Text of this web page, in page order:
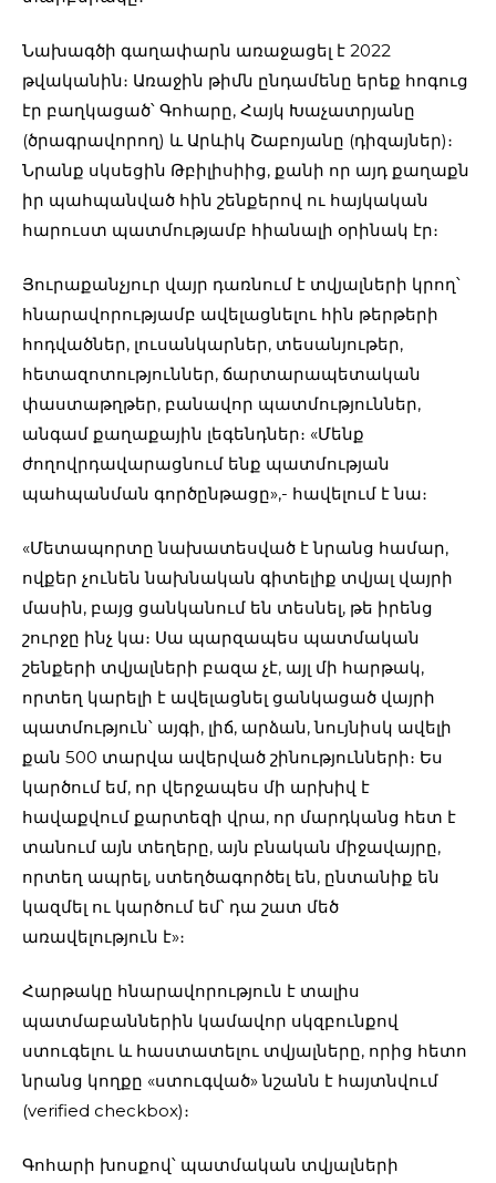
Նախագծի գաղափարն առաջացել է 2022
թվականին։ Առաջին թիմն ընդամենը երեք հոգուց
էր բաղկացած՝ Գոհարը, Հայկ Խաչատրյանը
(ծրագրավորող) և Արևիկ Շաբոյանը (դիզայներ)։
Նրանք սկսեցին Թբիլիսիից, քանի որ այդ քաղաքն
իր պահպանված հին շենքերով ու հայկական
հարուստ պատմությամբ հիանալի օրինակ էր։
Յուրաքանչյուր վայր դառնում է տվյալների կրող՝
հնարավորությամբ ավելացնելու հին թերթերի
հոդվածներ, լուսանկարներ, տեսանյութեր,
հետազոտություններ, ճարտարապետական
փաստաթղթեր, բանավոր պատմություններ,
անգամ քաղաքային լեգենդներ։ «Մենք
ժողովրդավարացնում ենք պատմության
պահպանման գործընթացը»,- հավելում է նա։
«Մետապորտը նախատեսված է նրանց համար,
ովքեր չունեն նախնական գիտելիք տվյալ վայրի
մասին, բայց ցանկանում են տեսնել, թե իրենց
շուրջը ինչ կա։ Սա պարզապես պատմական
շենքերի տվյալների բազա չէ, այլ մի հարթակ,
որտեղ կարելի է ավելացնել ցանկացած վայրի
պատմություն՝ այգի, լիճ, արձան, նույնիսկ ավելի
քան 500 տարվա ավերված շինությունների։ Ես
կարծում եմ, որ վերջապես մի արխիվ է
հավաքվում քարտեզի վրա, որ մարդկանց հետ է
տանում այն տեղերը, այն բնական միջավայրը,
որտեղ ապրել, ստեղծագործել են, ընտանիք են
կազմել ու կարծում եմ՝ դա շատ մեծ
առավելություն է»։
Հարթակը հնարավորություն է տալիս
պատմաբաններին կամավոր սկզբունքով
ստուգելու և հաստատելու տվյալները, որից հետո
նրանց կողքը «ստուգված» նշանն է հայտնվում
(verified checkbox)։
Գոհարի խոսքով՝ պատմական տվյալների